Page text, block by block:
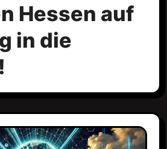
Hessen auf
in die